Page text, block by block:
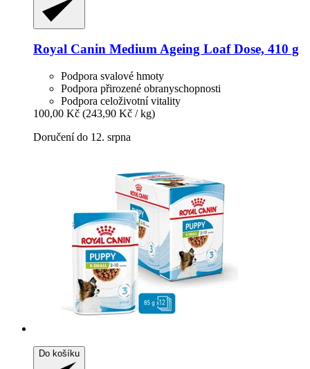
Royal Canin Medium Ageing Loaf Dose, 410 g
Podpora svalové hmoty
Podpora přirozené obranyschopnosti
Podpora celoživotní vitality
100,00 Kč (243,90 Kč / kg)
Doručení do 12. srpna
Do košíku